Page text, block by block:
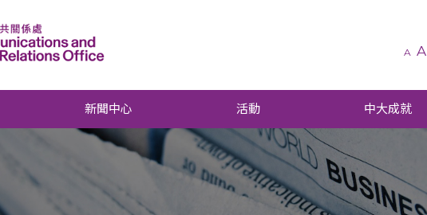
A A
新聞中心 活動 中大成就